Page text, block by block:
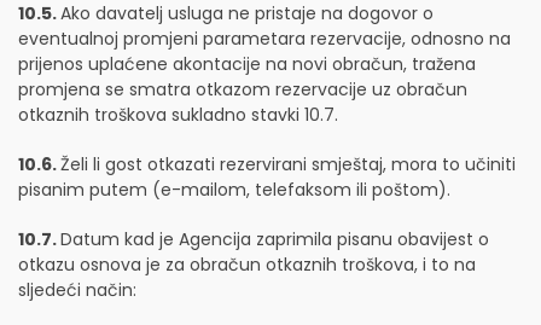
10.5.Ako davatelj usluga ne pristaje na dogovor o
eventualnoj promjeni parametara rezervacije, odnosno na
prijenos uplaćene akontacije na novi obračun, tražena
promjena se smatra otkazom rezervacije uz obračun
otkaznih troškova sukladno stavki 10.7.
10.6.Želi li gost otkazati rezervirani smještaj, mora to učiniti
pisanim putem (e-mailom, telefaksom ili poštom).
10.7.Datum kad je Agencija zaprimila pisanu obavijest o
otkazu osnova je za obračun otkaznih troškova, i to na
sljedeći način: